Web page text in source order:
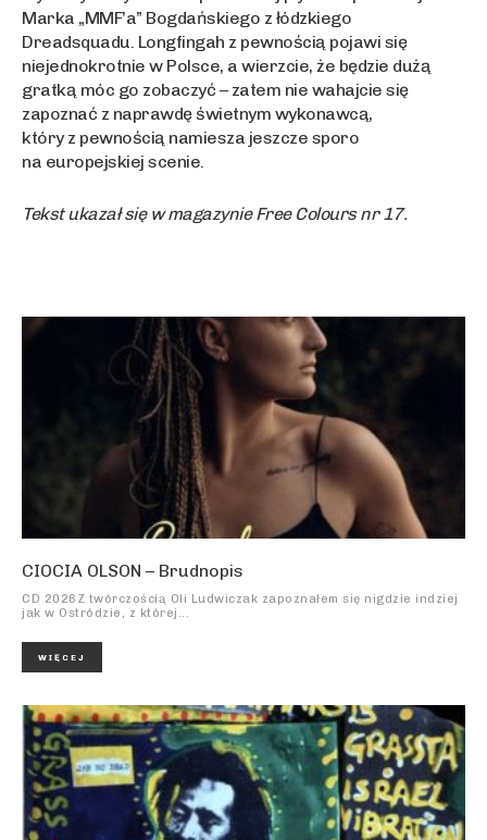
Marka „MMF’a” Bogdańskiego z łódzkiego
Dreadsquadu. Longfingah z pewnością pojawi się
niejednokrotnie w Polsce, a wierzcie, że będzie dużą
gratką móc go zobaczyć – zatem nie wahajcie się
zapoznać z naprawdę świetnym wykonawcą,
który z pewnością namiesza jeszcze sporo
na europejskiej scenie.
Tekst ukazał się w magazynie Free Colours nr 17.
CIOCIA OLSON – Brudnopis
CD 2026Z twórczością Oli Ludwiczak zapoznałem się nigdzie indziej
jak w Ostródzie, z której...
WIĘCEJ